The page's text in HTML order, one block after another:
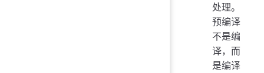
处理。
预编译
不是编
译，而
是编译